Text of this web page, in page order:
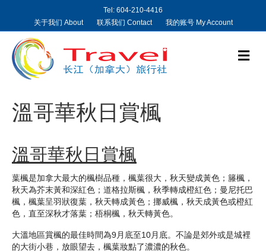
Tel: 604-210-4416
关于我们 About
联系我们 Contact 我的账号 My Account
M
e
溫哥華秋日賞楓
溫哥華秋日賞楓
葉楓是加拿大最大的楓樹品種，楓葉很大，秋天變成黃色；籐楓，
秋天為芥末黃和深紅色；道格拉斯楓，秋季轉成橙紅色；曼尼托巴
楓，楓葉呈羽狀復葉，秋天轉成黃色；挪威楓，秋天成黃色或橙紅
色，直至深秋才落葉；梧桐楓，秋天轉黃色。
大溫地區賞楓的最佳時間為9月底至10月底。不論是郊外或是城裡
的大街小巷，放眼望去，楓葉妝點了濃濃的秋色。